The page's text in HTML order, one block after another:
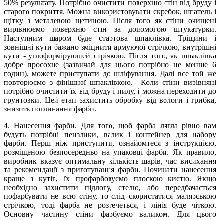
50% результату. Потрібно очистити поверхню стін від бруду і
старого покриття. Можна використовувати скребок, шпатель і
щітку з металевою щетиною. Після того як стіни очищені
вирівнюємо поверхню стін за допомогою штукатурки.
Наступним шаром буде стартова шпаклівка. Тріщини і
зовнішні кути бажано зміцнити армуючої стрічкою, внутрішні
кути - углоформіруюшей стрічкою. Після того, як шпаклівка
добре просохне (зазвичай для цього потрібно не менше 6
годин), можете приступати до шліфування. Далі все той же
повторюємо з фінішної шпаклівкою. Коли стіни вирівняні
потрібно очистити їх від бруду і пилу, і можна переходити до
грунтовки. Цей етап захистить обробку від вологи і грибка,
знизить поглинання фарби.
4. Нанесення фарби. Для того, щоб фарба лягла рівно вам
будуть потрібні пензлики, валик і контейнер для набору
фарби. Перш ніж приступити, ознайомтеся з інструкцією,
розміщеною безпосередньо на упаковці фарби. Як правило,
виробник вказує оптимальну кількість шарів, час висихання
та рекомендації з приготування фарби. Починати нанесення
краще з кутів, їх профарбовуємо плоскою кистю. Якщо
необхідно захистити підлогу, стелю, або передбачається
пофарбувати не всю стіну, то слід скористатися малярською
стрічкою, тоді фарба не розтечеться, і лінія буде чіткою.
Основну частину стіни фарбуємо валиком. Для цього